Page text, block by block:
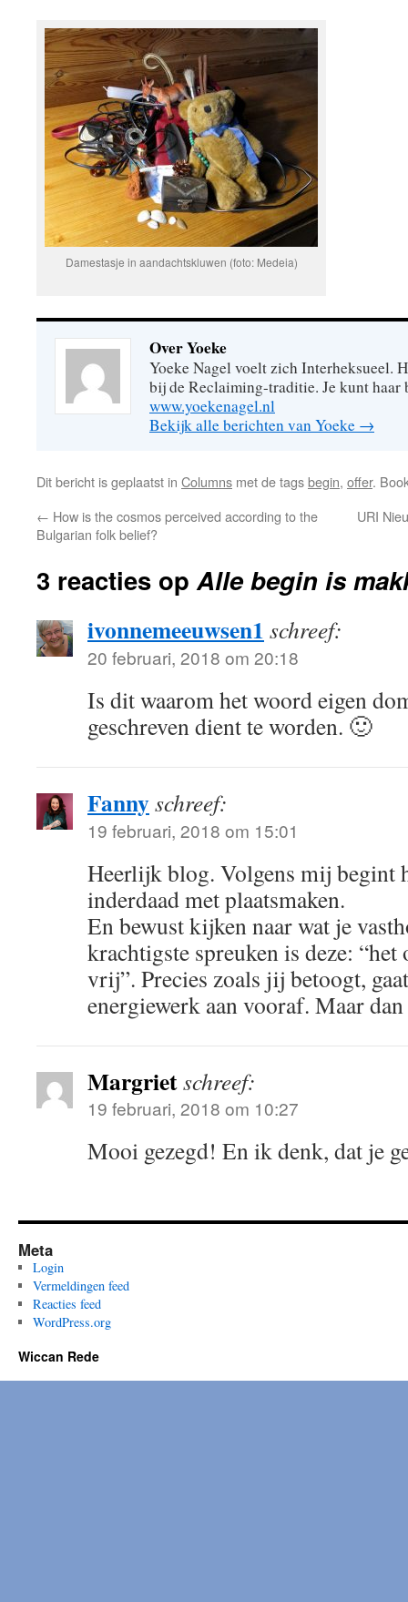
Damestasje in aandachtskluwen (foto: Medeia)
Over Yoeke
Yoeke Nagel voelt zich Interheksueel.
bij de Reclaiming-traditie. Je kunt haar
www.yoekenagel.nl
Bekijk alle berichten van Yoeke →
Dit bericht is geplaatst in Columns met de tagsbegin, offer.
← How is the cosmos perceived according to the
Bulgarian folk belief?
URI
3 reacties opAlle begin is
ivonnemeeuwsen1 schreef:
20 februari, 2018 om 20:18
Is dit waarom het woord eigen
geschreven dient te worden. 🙂
Fannyschreef:
19 februari, 2018 om 15:01
Heerlijk blog. Volgens mij begint
inderdaad met plaatsmaken.
En bewust kijken naar wat je
krachtigste spreuken is deze:
vrij”. Precies zoals jij betoogt,
energiewerk aan vooraf. Maar
Margrietschreef:
19 februari, 2018 om 10:27
Mooi gezegd! En ik denk, dat je
Meta
Login
Vermeldingen feed
Reacties feed
WordPress.org
Wiccan Rede